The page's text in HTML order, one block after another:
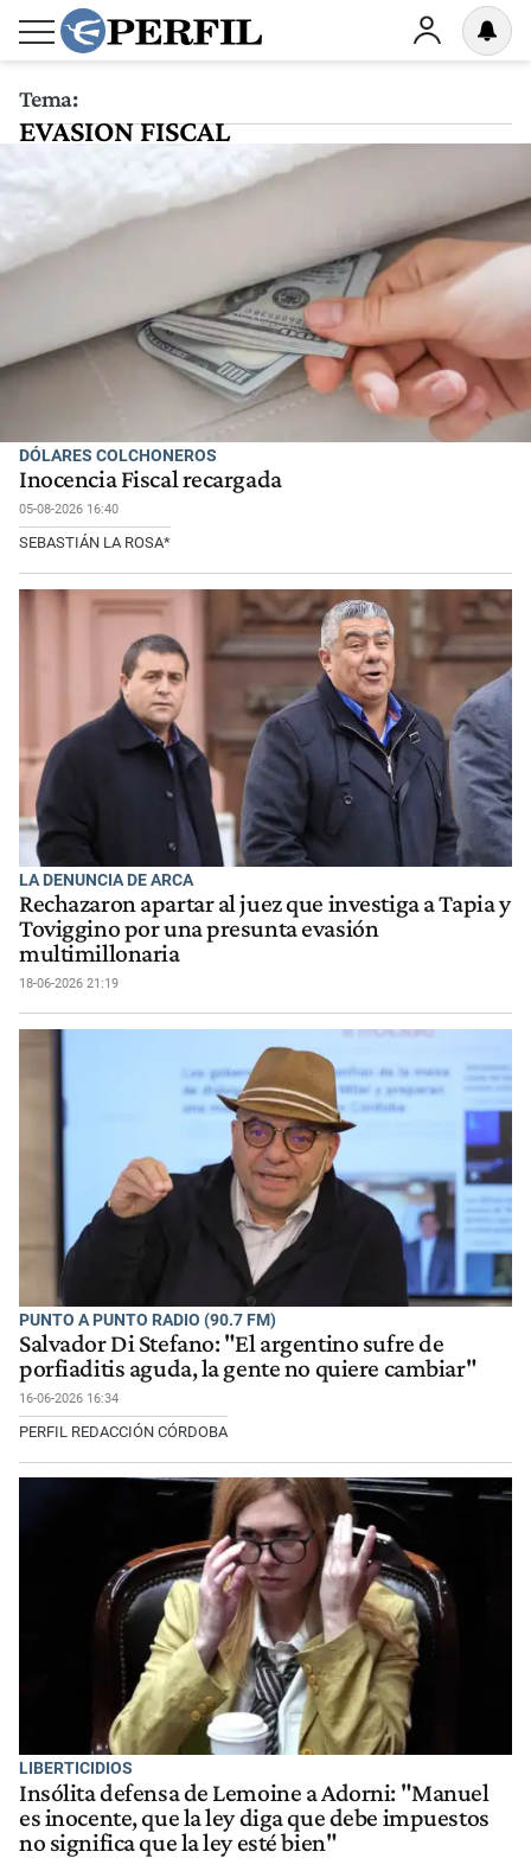
Tema:
EVASION FISCAL
DÓLARES COLCHONEROS
Inocencia Fiscal recargada
05-08-2026 16:40
SEBASTIÁN LA ROSA*
LA DENUNCIA DE ARCA
Rechazaron apartar al juez que investiga a Tapia y
Toviggino por una presunta evasión
multimillonaria
18-06-2026 21:19
PUNTO A PUNTO RADIO (90.7 FM)
Salvador Di Stefano: "El argentino sufre de
porfiaditis aguda, la gente no quiere cambiar"
16-06-2026 16:34
PERFIL REDACCIÓN CÓRDOBA
LIBERTICIDIOS
Insólita defensa de Lemoine a Adorni: "Manuel
es inocente, que la ley diga que debe impuestos
no significa que la ley esté bien"